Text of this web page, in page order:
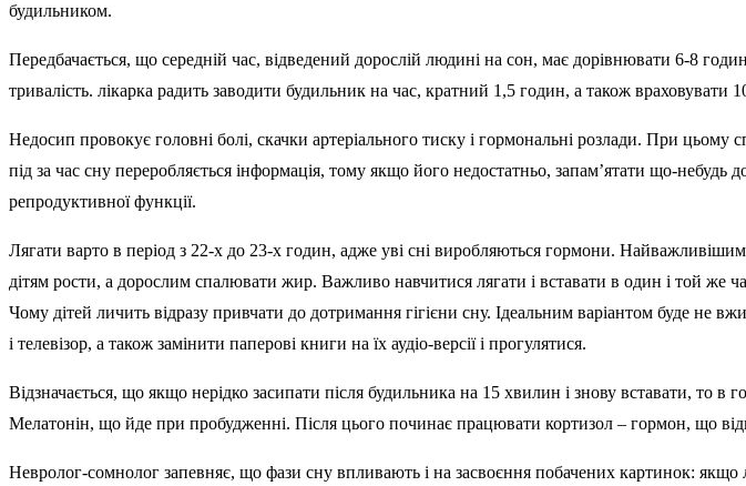
будильником.
Передбачається, що середній час, відведений дорослій людині на сон, має дорівнювати 6-8
тривалість. лікарка радить заводити будильник на час, кратний 1,5 годин, а також враховувати
Недосип провокує головні болі, скачки артеріального тиску і гормональні розлади. При
під за час сну переробляється інформація, тому якщо його недостатньо, запам’ятати що-
репродуктивної функції.
Лягати варто в період з 22-х до 23-х годин, адже уві сні виробляються гормони.
дітям рости, а дорослим спалювати жир. Важливо навчитися лягати і вставати в один і той
Чому дітей личить відразу привчати до дотримання гігієни сну. Ідеальним варіантом буде не
і телевізор, а також замінити паперові книги на їх аудіо-версії і прогулятися.
Відзначається, що якщо нерідко засипати після будильника на 15 хвилин і знову вставати, то в
Мелатонін, що йде при пробудженні. Після цього починає працювати кортизол – гормон, що
Невролог-сомнолог запевняє, що фази сну впливають і на засвоєння побачених картинок: якщо